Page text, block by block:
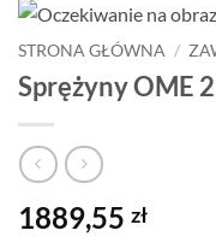
STRONA GŁÓWNA /
Sprężyny OME
1889,55 zł